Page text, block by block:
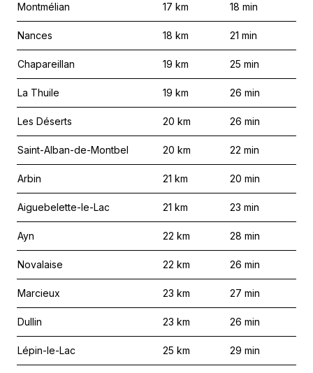
Montmélian 17 km 18 min
Nances 18 km 21 min
Chapareillan 19 km 25 min
La Thuile 19 km 26 min
Les Déserts 20 km 26 min
Saint-Alban-de-Montbel 20 km 22 min
Arbin 21 km 20 min
Aiguebelette-le-Lac 21 km 23 min
Ayn 22 km 28 min
Novalaise 22 km 26 min
Marcieux 23 km 27 min
Dullin 23 km 26 min
Lépin-le-Lac 25 km 29 min